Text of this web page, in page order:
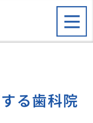
る歯科院